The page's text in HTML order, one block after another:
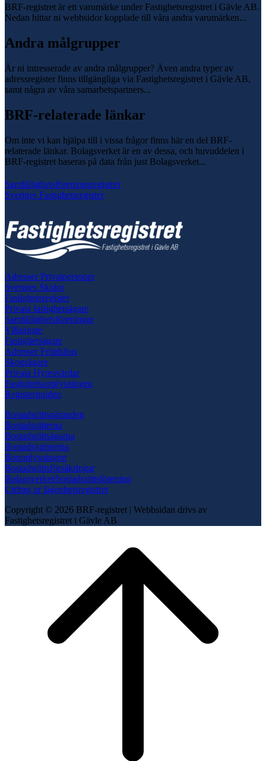
BRF-registret är ett varumärke under Fastighetsregistret i Gävle AB.
Nedan hittar ni webbsidor kopplade till våra andra varumärken...
Andra målgrupper
Är ni intresserade av andra målgrupper? Även andra typer av
adressregister finns tillgängliga via Fastighetsregistret i Gävle AB,
samt några av våra samarbetspartners...
BRF-relaterade länkar
Om inte vi kan hjälpa till i vissa frågor finns här en del BRF-
relaterade länkar. Bolagsverket är en av dessa, och huvuddelen i
BRF-registret baseras på data från just Bolagsverket...
Samfällighetsföreningsregistret
Sveriges Fastighetsregister
Adresser Privatpersoner
Sveriges Skolor
Fastighetsregister
Privata fastighetsägare
Samfällighetsföreningar
Villaägare
Fastighetsägare
Adresser Fritidshus
Skogsägare
Privata Hyresvärdar
Fastighetsupplysningen
Registerguiden
Bostadsrättsnämnden
Bostadsrätterna
Bostadsrättsägarna
Bostadsjuristerna
Boupplysningen
Bostadsrättsförsäkringar
Bolagsverket/bostadsrättsförening
Utdrag ur lägenhetsregistret
Copyright © 2026 BRF-registret | Webbsidan drivs av
Fastighetsregistret i Gävle AB